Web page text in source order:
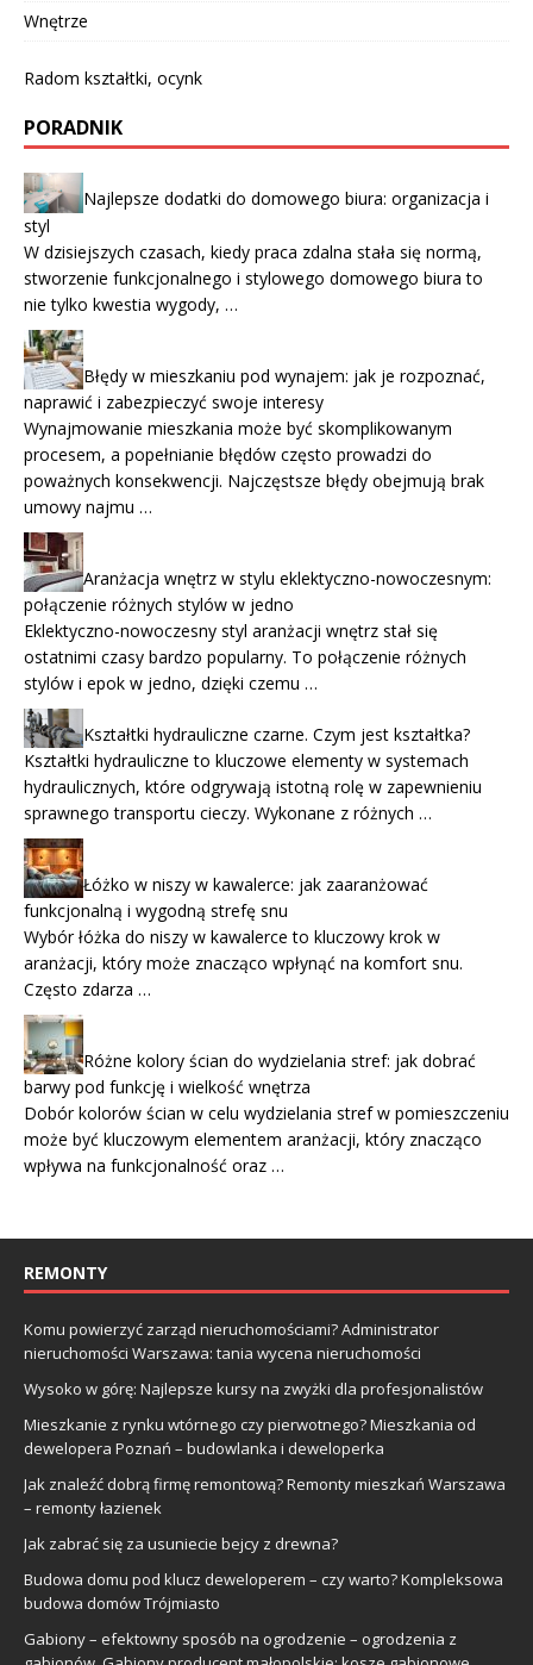
Wnętrze
Radom kształtki, ocynk
PORADNIK
Najlepsze dodatki do domowego biura: organizacja i
styl
W dzisiejszych czasach, kiedy praca zdalna stała się normą,
stworzenie funkcjonalnego i stylowego domowego biura to
nie tylko kwestia wygody, …
Błędy w mieszkaniu pod wynajem: jak je rozpoznać,
naprawić i zabezpieczyć swoje interesy
Wynajmowanie mieszkania może być skomplikowanym
procesem, a popełnianie błędów często prowadzi do
poważnych konsekwencji. Najczęstsze błędy obejmują brak
umowy najmu …
Aranżacja wnętrz w stylu eklektyczno-nowoczesnym:
połączenie różnych stylów w jedno
Eklektyczno-nowoczesny styl aranżacji wnętrz stał się
ostatnimi czasy bardzo popularny. To połączenie różnych
stylów i epok w jedno, dzięki czemu …
Kształtki hydrauliczne czarne. Czym jest kształtka?
Kształtki hydrauliczne to kluczowe elementy w systemach
hydraulicznych, które odgrywają istotną rolę w zapewnieniu
sprawnego transportu cieczy. Wykonane z różnych …
Łóżko w niszy w kawalerce: jak zaaranżować
funkcjonalną i wygodną strefę snu
Wybór łóżka do niszy w kawalerce to kluczowy krok w
aranżacji, który może znacząco wpłynąć na komfort snu.
Często zdarza …
Różne kolory ścian do wydzielania stref: jak dobrać
barwy pod funkcję i wielkość wnętrza
Dobór kolorów ścian w celu wydzielania stref w pomieszczeniu
może być kluczowym elementem aranżacji, który znacząco
wpływa na funkcjonalność oraz …
REMONTY
Komu powierzyć zarząd nieruchomościami? Administrator
nieruchomości Warszawa: tania wycena nieruchomości
Wysoko w górę: Najlepsze kursy na zwyżki dla profesjonalistów
Mieszkanie z rynku wtórnego czy pierwotnego? Mieszkania od
dewelopera Poznań – budowlanka i deweloperka
Jak znaleźć dobrą firmę remontową? Remonty mieszkań Warszawa
– remonty łazienek
Jak zabrać się za usuniecie bejcy z drewna?
Budowa domu pod klucz deweloperem – czy warto? Kompleksowa
budowa domów Trójmiasto
Gabiony – efektowny sposób na ogrodzenie – ogrodzenia z